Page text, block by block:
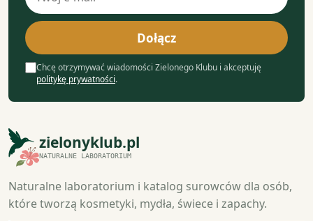
e-
mail
Dołącz
Chcę otrzymywać wiadomości Zielonego Klubu i akceptuję
politykę prywatności.
zielonyklub.pl
NATURALNE LABORATORIUM
Naturalne laboratorium i katalog surowców dla osób,
które tworzą kosmetyki, mydła, świece i zapachy.